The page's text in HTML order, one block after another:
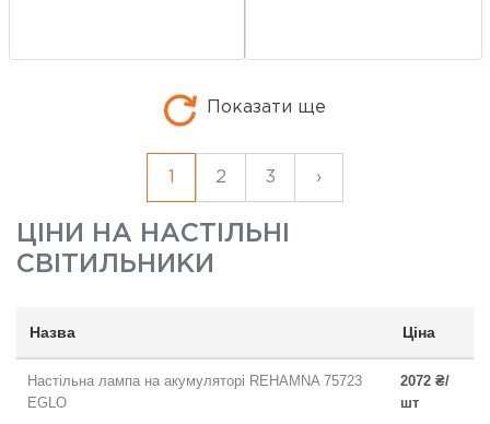
Показати ще
2 3 ›
ЦІНИ НА НАСТІЛЬНІ
СВІТИЛЬНИКИ
Назва Ціна
Настільна лампа на акумуляторі REHAMNA 75723
EGLO
2072 ₴/
шт